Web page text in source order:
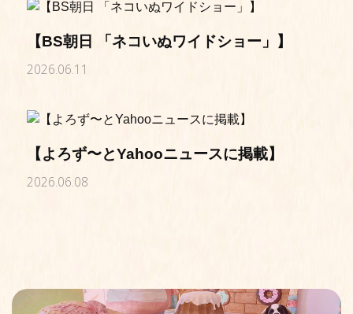
【BS朝日 「ネコいぬワイドショー」】
2026.06.11
【よろず〜とYahooニュースに掲載】
2026.06.08